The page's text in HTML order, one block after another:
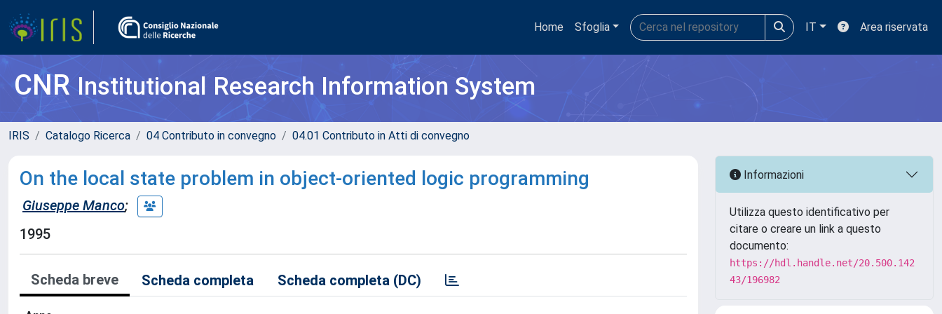
Home Sfoglia IT Area riservata
CNRInstitutional Research Information System
IRIS Catalogo Ricerca 04 Contributo in convegno 04.01 Contributo in Atti di convegno
On the local state problem in object-oriented logic programming
Giuseppe Manco;
1995
Scheda breve Scheda completa Scheda completa (DC)
Informazioni
Utilizza questo identificativo per
citare o creare un link a questo
documento:
https://hdl.handle.net/20.500.142
43/196982